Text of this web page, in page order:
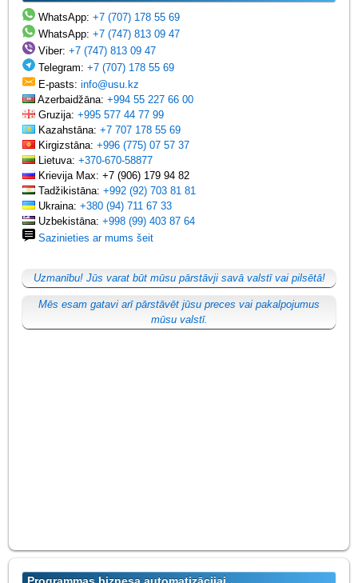
WhatsApp:+7 (707) 178 55 69
WhatsApp:+7 (747) 813 09 47
Viber:+7 (747) 813 09 47
Telegram:+7 (707) 178 55 69
E-pasts:info@usu.kz
Azerbaidžāna:+994 55 227 66 00
Gruzija:+995 577 44 77 99
Kazahstāna:+7 707 178 55 69
Kirgizstāna:+996 (775) 07 57 37
Lietuva:+370-670-58877
Krievija Max: +7 (906) 179 94 82
Tadžikistāna:+992 (92) 703 81 81
Ukraina:+380 (94) 711 67 33
Uzbekistāna:+998 (99) 403 87 64
Sazinieties ar mums šeit
Uzmanību! Jūs varat būt mūsu pārstāvji savā valstī vai pilsētā!
Mēs esam gatavi arī pārstāvēt jūsu preces vai pakalpojumus
mūsu valstī.